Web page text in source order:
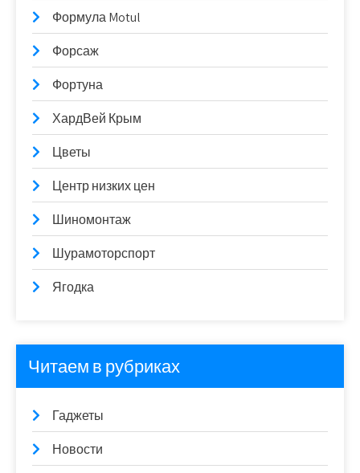
Формула Motul
Форсаж
Фортуна
ХардВей Крым
Цветы
Центр низких цен
Шиномонтаж
Шурамоторспорт
Ягодка
Читаем в рубриках
Гаджеты
Новости